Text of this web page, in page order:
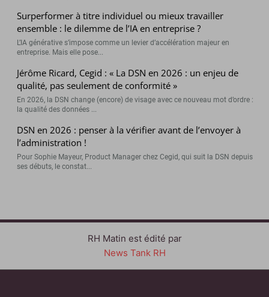
Surperformer à titre individuel ou mieux travailler
ensemble : le dilemme de l’IA en entreprise ?
L’IA générative s’impose comme un levier d’accélération majeur en
entreprise. Mais elle pose...
Jérôme Ricard, Cegid : « La DSN en 2026 : un enjeu de
qualité, pas seulement de conformité »
En 2026, la DSN change (encore) de visage avec ce nouveau mot d’ordre :
la qualité des données ...
DSN en 2026 : penser à la vérifier avant de l’envoyer à
l’administration !
Pour Sophie Mayeur, Product Manager chez Cegid, qui suit la DSN depuis
ses débuts, le constat...
RH Matin est édité par
News Tank RH